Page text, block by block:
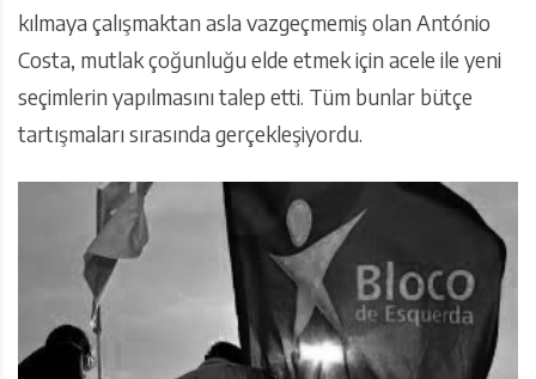
kılmaya çalışmaktan asla vazgeçmemiş olan António
Costa, mutlak çoğunluğu elde etmek için acele ile yeni
seçimlerin yapılmasını talep etti. Tüm bunlar bütçe
tartışmaları sırasında gerçekleşiyordu.